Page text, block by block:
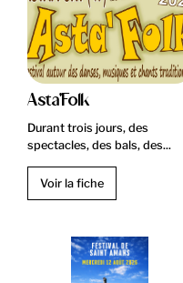
Asta'Folk
Durant trois jours, des
spectacles, des bals, des...
Voir la fiche